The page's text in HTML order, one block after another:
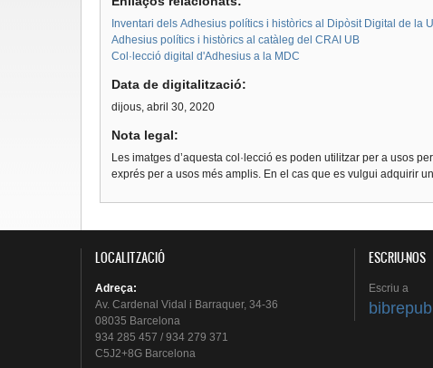
Inventari dels Adhesius polítics i històrics al Dipòsit Digital de la
Adhesius polítics i històrics al catàleg del CRAI UB
Col·lecció digital d'Adhesius a la MDC
Data de digitalització:
dijous, abril 30, 2020
Nota legal:
Les imatges d’aquesta col·lecció es poden utilitzar per a usos
exprés per a usos més amplis. En el cas que es vulgui adquirir
LOCALITZACIÓ
Adreça:
Av. Cardenal Vidal i Barraquer, 34-36
08035 Barcelona
934 285 457 / 934 279 371
C5J2+8G Barcelona
ESCRIU-NOS
Escriu a